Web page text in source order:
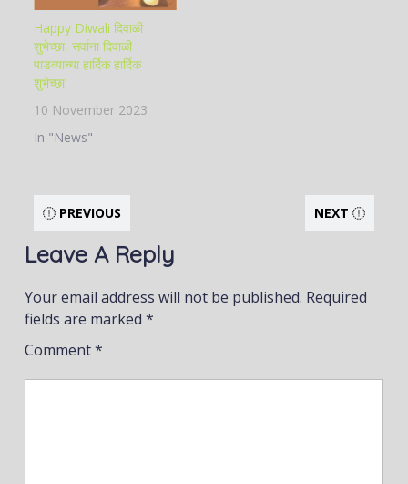
Happy Diwali दिवाळी
शुभेच्छा, सर्वाना दिवाळी
पाडव्याच्या हार्दिक हार्दिक
शुभेच्छा.
10 November 2023
In "News"
PREVIOUS NEXT
Leave A Reply
Your email address will not be published. Required
fields are marked *
Comment*